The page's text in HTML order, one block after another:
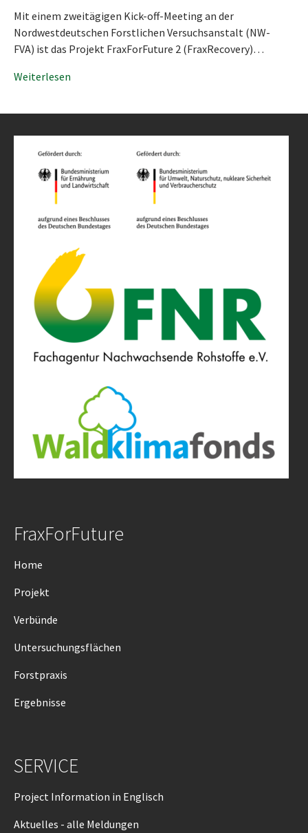
Mit einem zweitägigen Kick-off-Meeting an der
Nordwestdeutschen Forstlichen Versuchsanstalt (NW-
FVA) ist das Projekt FraxForFuture 2 (FraxRecovery)…
Weiterlesen
FraxForFuture
Home
Projekt
Verbünde
Untersuchungsflächen
Forstpraxis
Ergebnisse
SERVICE
Project Information in Englisch
Aktuelles - alle Meldungen